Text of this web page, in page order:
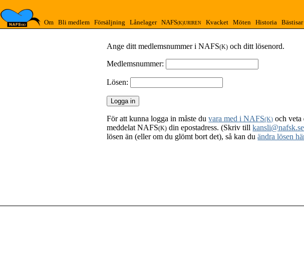
Om Bli medlem Försäljning Lånelager NAFS(K)URIREN Kvacket Möten Historia Bästisar
Ange ditt medlemsnummer i NAFS(K) och ditt lösenord.
Medlemsnummer:
Lösen:
För att kunna logga in måste duvara med i NAFS(K) och veta
meddelat NAFS(K) din epostadress. (Skriv tillkansli@nafsk.se
lösen än (eller om du glömt bort det), så kan duändra lösen